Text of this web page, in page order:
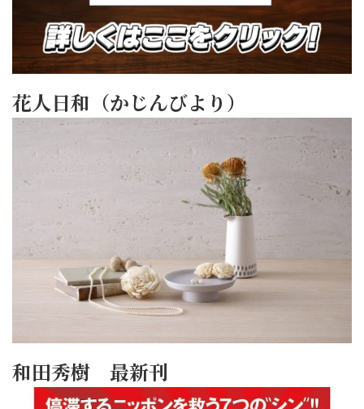
花人日和（かじんびより）
和田秀樹 最新刊